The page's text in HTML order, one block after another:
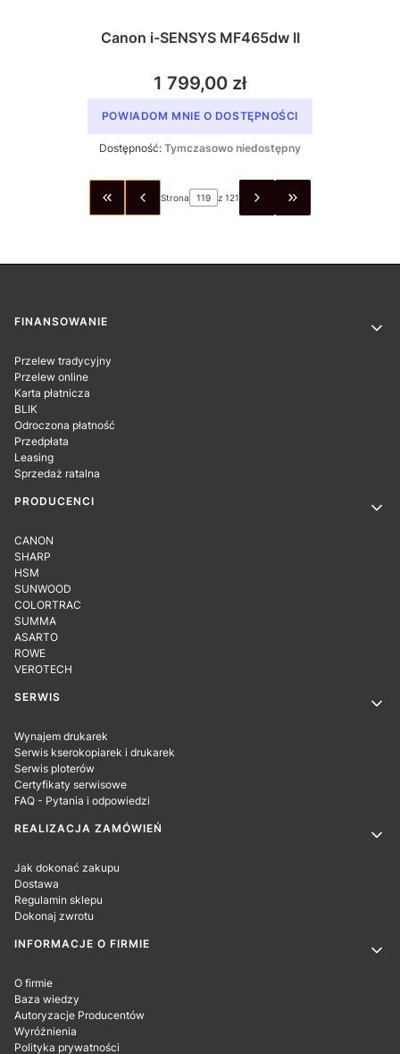
Canon i-SENSYS MF465dw II
1 799,00 zł
POWIADOM MNIE O DOSTĘPNOŚCI
Dostępność: Tymczasowo niedostępny
WRÓĆ DO PIERWSZEJ STRONY Z PRODUKTAMI
Strona z 121 PRZEJDŹ DO
Linki w stopce
FINANSOWANIE
Przelew tradycyjny
Przelew online
Karta płatnicza
BLIK
Odroczona płatność
Przedpłata
Leasing
Sprzedaż ratalna
PRODUCENCI
CANON
SHARP
HSM
SUNWOOD
COLORTRAC
SUMMA
ASARTO
ROWE
VEROTECH
SERWIS
Wynajem drukarek
Serwis kserokopiarek i drukarek
Serwis ploterów
Certyfikaty serwisowe
FAQ - Pytania i odpowiedzi
REALIZACJA ZAMÓWIEŃ
Jak dokonać zakupu
Dostawa
Regulamin sklepu
Dokonaj zwrotu
INFORMACJE O FIRMIE
O firmie
Baza wiedzy
Autoryzacje Producentów
Wyróżnienia
Polityka prywatności